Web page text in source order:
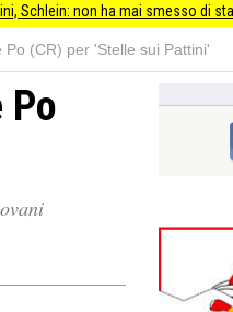
ha mai smesso di stare dalla parte
(CR) per 'Stelle sui Pattini'
Po